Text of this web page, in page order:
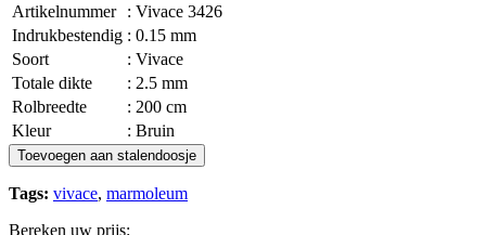
Artikelnummer
: Vivace 3426
Indrukbestendig : 0.15 mm
Soort
: Vivace
Totale dikte
: 2.5 mm
Rolbreedte
: 200 cm
Kleur
: Bruin
Toevoegen aan stalendoosje
Tags: vivace, marmoleum
Bereken uw prijs: